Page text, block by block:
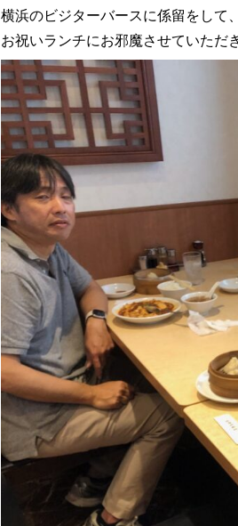
横浜のビジターバースに係留をして
お祝いランチにお邪魔させていただ